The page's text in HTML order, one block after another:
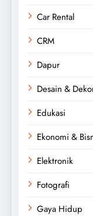
Car Rental
CRM
Dapur
Desain &
Edukasi
Ekonomi &
Elektronik
Fotografi
Gaya Hidup